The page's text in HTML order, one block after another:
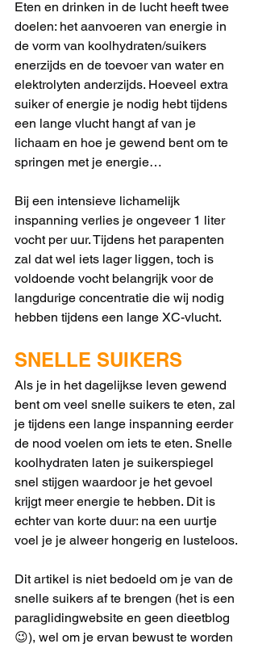
Eten en drinken in de lucht heeft twee
doelen: het aanvoeren van energie in
de vorm van koolhydraten/suikers
enerzijds en de toevoer van water en
elektrolyten anderzijds. Hoeveel extra
suiker of energie je nodig hebt tijdens
een lange vlucht hangt af van je
lichaam en hoe je gewend bent om te
springen met je energie…
Bij een intensieve lichamelijk
inspanning verlies je ongeveer 1 liter
vocht per uur. Tijdens het parapenten
zal dat wel iets lager liggen, toch is
voldoende vocht belangrijk voor de
langdurige concentratie die wij nodig
hebben tijdens een lange XC-vlucht.
SNELLE SUIKERS
Als je in het dagelijkse leven gewend
bent om veel snelle suikers te eten, zal
je tijdens een lange inspanning eerder
de nood voelen om iets te eten. Snelle
koolhydraten laten je suikerspiegel
snel stijgen waardoor je het gevoel
krijgt meer energie te hebben. Dit is
echter van korte duur: na een uurtje
voel je je alweer hongerig en lusteloos.
Dit artikel is niet bedoeld om je van de
snelle suikers af te brengen (het is een
paraglidingwebsite en geen dieetblog
😉), wel om je ervan bewust te worden